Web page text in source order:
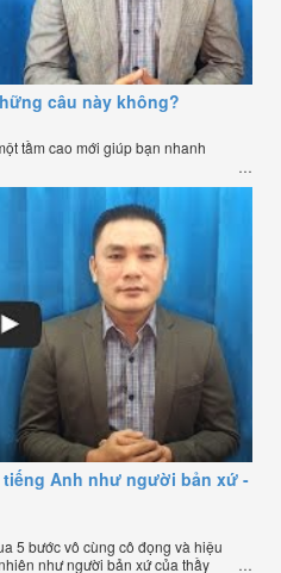
câu này không?
tầm cao mới giúp bạn nhanh
Anh như người bản xứ -
5 bước vô cùng cô đọng và hiệu
như người bản xứ của thầy